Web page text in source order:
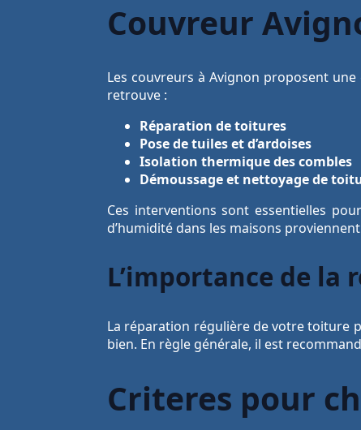
Couvreur
Les couvreurs à Avignon proposent
retrouve :
Réparation de toitures
Pose de tuiles et d’ardoises
Isolation thermique des combles
Démoussage et nettoyage de
Ces interventions sont essentielles
d’humidité dans les maisons
L’importance de
La réparation régulière de votre toiture
bien. En règle générale, il est
Criteres pour